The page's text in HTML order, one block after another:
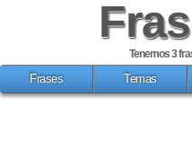
Tenemos 3
Frases
Temas